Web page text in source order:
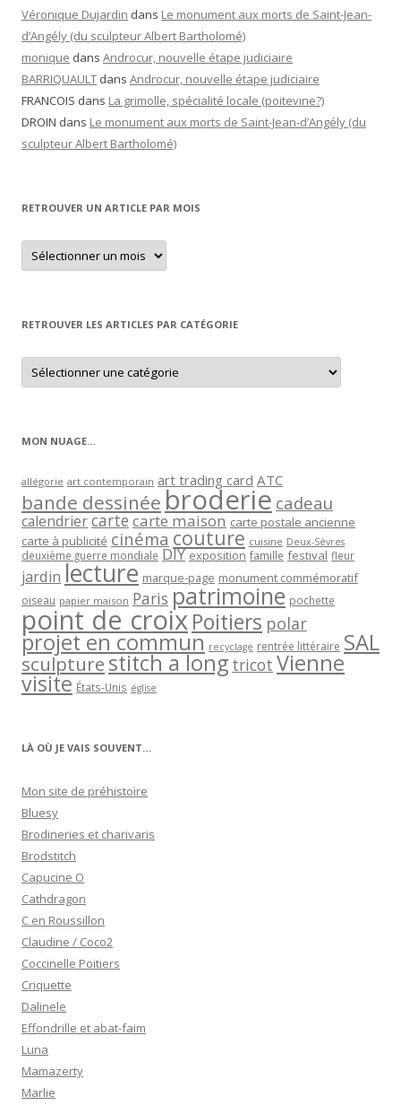
Véronique Dujardin dans Le monument aux morts de Saint-Jean-
d’Angély (du sculpteur Albert Bartholomé)
monique dans Androcur, nouvelle étape judiciaire
BARRIQUAULT dans Androcur, nouvelle étape judiciaire
FRANCOIS dans La grimolle, spécialité locale (poitevine?)
DROIN dans Le monument aux morts de Saint-Jean-d’Angély (du
sculpteur Albert Bartholomé)
RETROUVER UN ARTICLE PAR MOIS
Retrouver
un
article
RETROUVER LES ARTICLES PAR CATÉGORIE
Retrouver
les
articles
MON NUAGE…
allégorie art contemporain art trading card ATC
bande dessinée broderie cadeau
calendriercartecarte maison carte postale ancienne
carte à publicité cinéma couture cuisine Deux-Sèvres
deuxième guerre mondiale DIY exposition famille festival fleur
jardin lecture marque-page monument commémoratif
oiseau papier maison Paris patrimoine pochette
point de croixPoitiers polar
projet en commun recyclage rentrée littéraire SAL
sculpturestitch a long tricot Vienne
visite États-Unis église
LÀ OÙ JE VAIS SOUVENT…
Mon site de préhistoire
Bluesy
Brodineries et charivaris
Brodstitch
Capucine O
Cathdragon
C en Roussillon
Claudine / Coco2
Coccinelle Poitiers
Criquette
Dalinele
Effondrille et abat-faim
Luna
Mamazerty
Marlie